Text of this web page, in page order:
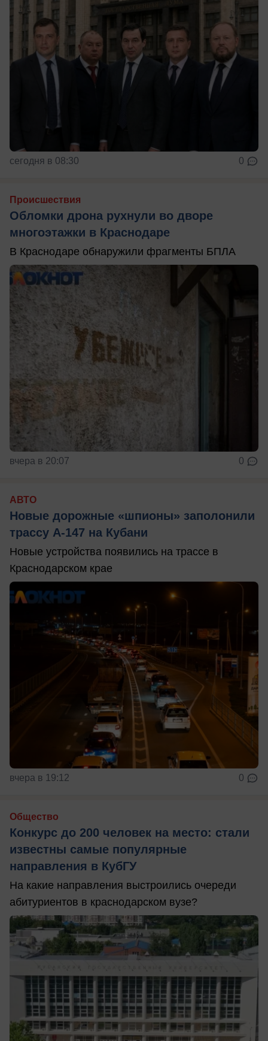
сегодня в 08:30 0
Происшествия
Обломки дрона рухнули во дворе
многоэтажки в Краснодаре
В Краснодаре обнаружили фрагменты БПЛА
вчера в 20:07 0
АВТО
Новые дорожные «шпионы» заполонили
трассу А-147 на Кубани
Новые устройства появились на трассе в
Краснодарском крае
вчера в 19:12 0
Общество
Конкурс до 200 человек на место: стали
известны самые популярные
направления в КубГУ
На какие направления выстроились очереди
абитуриентов в краснодарском вузе?